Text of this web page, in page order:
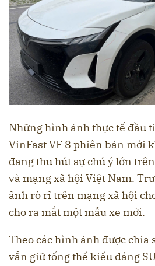
Những hình ảnh thực tế đầu
VinFast VF 8 phiên bản mới
đang thu hút sự chú ý lớn
và mạng xã hội Việt Nam.
ảnh rò rỉ trên mạng xã hội
cho ra mắt một mẫu xe mới.
Theo các hình ảnh được chia
vẫn giữ tổng thể kiểu dáng